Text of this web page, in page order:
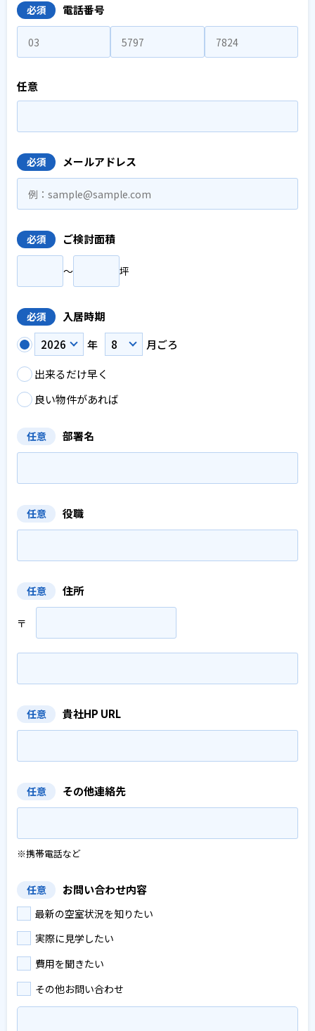
必須 電話番号
任意
必須 メールアドレス
必須 ご検討面積
〜 坪
必須
入居時期
年
月ごろ
出来るだけ早く
良い物件があれば
任意 部署名
任意 役職
任意 住所
〒
任意 貴社HP URL
任意 その他連絡先
※携帯電話など
任意 お問い合わせ内容
最新の空室状況を知りたい
実際に見学したい
費用を聞きたい
その他お問い合わせ